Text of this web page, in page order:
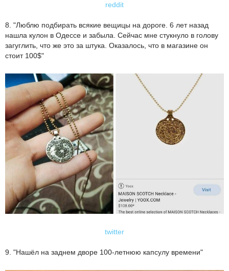
reddit
8. "Люблю подбирать всякие вещицы на дороге. 6 лет назад
нашла кулон в Одессе и забыла. Сейчас мне стукнуло в голову
загуглить, что же это за штука. Оказалось, что в магазине он
стоит 100$"
twitter
9. "Нашёл на заднем дворе 100-летнюю капсулу времени"